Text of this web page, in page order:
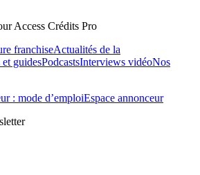
Access Crédits Pro
franchiseActualités de la
guidesPodcastsInterviews vidéoNos
: mode d’emploiEspace annonceur